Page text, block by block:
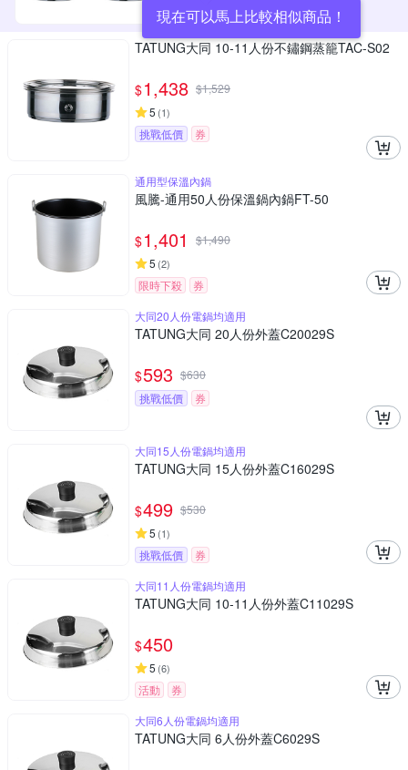
現在可以馬上比較相似商品！
TATUNG大同 10-11人份不鏽鋼蒸籠TAC-S02
$1,438 $1,529
5 (1)
挑戰低價 券
通用型保溫內鍋
風騰-通用50人份保溫鍋內鍋FT-50
$1,401 $1,490
5 (2)
限時下殺
券
大同20人份電鍋均適用
TATUNG大同 20人份外蓋C20029S
$593 $630
挑戰低價
券
大同15人份電鍋均適用
TATUNG大同 15人份外蓋C16029S
$499 $530
5 (1)
挑戰低價
券
大同11人份電鍋均適用
TATUNG大同 10-11人份外蓋C11029S
$450
5 (6)
活動
券
大同6人份電鍋均適用
TATUNG大同 6人份外蓋C6029S